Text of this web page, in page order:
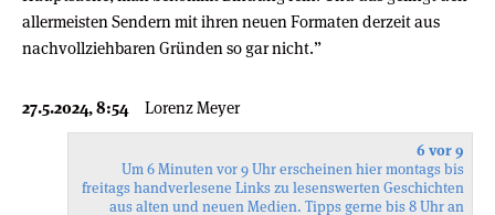
allermeisten Sendern mit ihren neuen Formaten derzeit aus
nachvollziehbaren Gründen so gar nicht.”
27.5.2024, 8:54 Lorenz Meyer
6 vor 9
Um 6 Minuten vor 9 Uhr erscheinen hier montags bis
freitags handverlesene Links zu lesenswerten Geschichten
aus alten und neuen Medien. Tipps gerne bis 8 Uhr an